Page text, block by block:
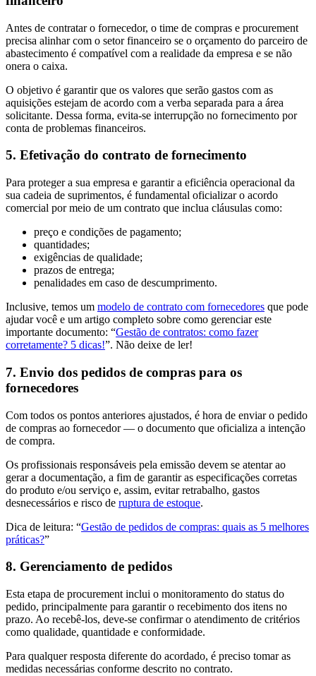
Antes de contratar o fornecedor, o time de compras e procurement
precisa alinhar com o setor financeiro se o orçamento do parceiro de
abastecimento é compatível com a realidade da empresa e se não
onera o caixa.
O objetivo é garantir que os valores que serão gastos com as
aquisições estejam de acordo com a verba separada para a área
solicitante. Dessa forma, evita-se interrupção no fornecimento por
conta de problemas financeiros.
5. Efetivação do contrato de fornecimento
Para proteger a sua empresa e garantir a eficiência operacional da
sua cadeia de suprimentos, é fundamental oficializar o acordo
comercial por meio de um contrato que inclua cláusulas como:
preço e condições de pagamento;
quantidades;
exigências de qualidade;
prazos de entrega;
penalidades em caso de descumprimento.
Inclusive, temos um modelo de contrato com fornecedores que pode
ajudar você e um artigo completo sobre como gerenciar este
importante documento: “Gestão de contratos: como fazer
corretamente? 5 dicas!”. Não deixe de ler!
7. Envio dos pedidos de compras para os
fornecedores
Com todos os pontos anteriores ajustados, é hora de enviar o pedido
de compras ao fornecedor — o documento que oficializa a intenção
de compra.
Os profissionais responsáveis pela emissão devem se atentar ao
gerar a documentação, a fim de garantir as especificações corretas
do produto e/ou serviço e, assim, evitar retrabalho, gastos
desnecessários e risco de ruptura de estoque.
Dica de leitura: “Gestão de pedidos de compras: quais as 5 melhores
práticas?”
8. Gerenciamento de pedidos
Esta etapa de procurement inclui o monitoramento do status do
pedido, principalmente para garantir o recebimento dos itens no
prazo. Ao recebê-los, deve-se confirmar o atendimento de critérios
como qualidade, quantidade e conformidade.
Para qualquer resposta diferente do acordado, é preciso tomar as
medidas necessárias conforme descrito no contrato.